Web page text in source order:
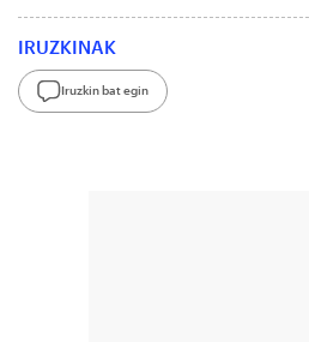
IRUZKINAK
Iruzkin bat egin